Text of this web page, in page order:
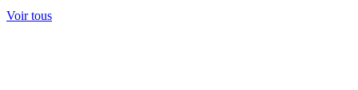
Voir tous